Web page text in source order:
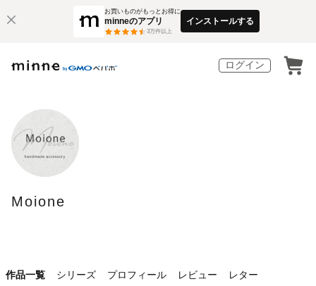
お買いものがもっとお得に
minneのアプリ
3万件以上
インストールする
ログイン
Moione
作品一覧 シリーズ プロフィール レビュー レター